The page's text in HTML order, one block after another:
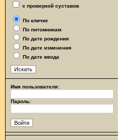
с проверкой суставов
По кличке
По питомникам
По дате рождения
По дате изменения
По дате ввода
Имя пользователя:
Пароль: